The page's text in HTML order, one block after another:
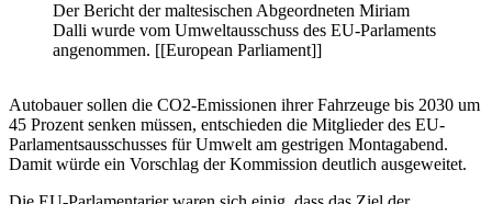
Der Bericht der maltesischen Abgeordneten Miriam
Dalli wurde vom Umweltausschuss des EU-Parlaments
angenommen. [[European Parliament]]
Autobauer sollen die CO2-Emissionen ihrer Fahrzeuge bis 2030 um
45 Prozent senken müssen, entschieden die Mitglieder des EU-
Parlamentsausschusses für Umwelt am gestrigen Montagabend.
Damit würde ein Vorschlag der Kommission deutlich ausgeweitet.